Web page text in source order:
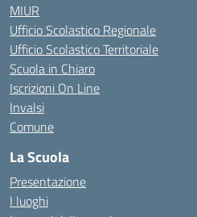
MIUR
Ufficio Scolastico Regionale
Ufficio Scolastico Territoriale
Scuola in Chiaro
Iscrizioni On Line
Invalsi
Comune
La Scuola
Presentazione
I luoghi